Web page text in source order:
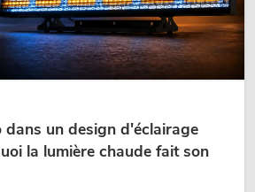
dans un design d'éclairage
la lumière chaude fait son